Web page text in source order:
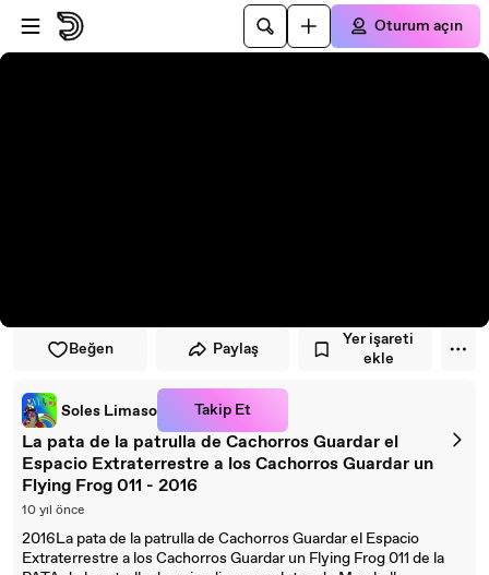
Oynatıcıya atla
Ana içeriğe atla
Oturum açın
Beğen Paylaş
Yer işareti
ekle
Soles Limaso Takip Et
La pata de la patrulla de Cachorros Guardar el
Espacio Extraterrestre a los Cachorros Guardar un
Flying Frog 011 - 2016
10 yıl önce
2016La pata de la patrulla de Cachorros Guardar el Espacio
Extraterrestre a los Cachorros Guardar un Flying Frog 011 de la